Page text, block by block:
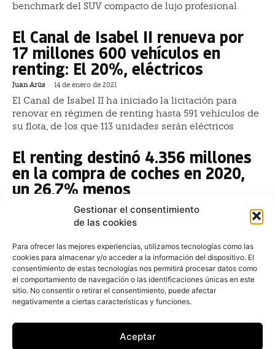
Gestionar el consentimiento
de las cookies
Para ofrecer las mejores experiencias, utilizamos tecnologías como las
cookies para almacenar y/o acceder a la información del dispositivo. El
consentimiento de estas tecnologías nos permitirá procesar datos como
el comportamiento de navegación o las identificaciones únicas en este
sitio. No consentir o retirar el consentimiento, puede afectar
negativamente a ciertas características y funciones.
Aceptar
benchmark del SUV compacto de lujo profesional
El Canal de Isabel II renueva por
17 millones 600 vehículos en
renting: El 20%, eléctricos
Juan Arús - 14 de enero de 2021
El Canal de Isabel II ha iniciado la licitación para
renovar en régimen de renting hasta 591 vehículos de
su flota, de los que 113 unidades serán eléctricos
El renting destinó 4.356 millones
en la compra de coches en 2020,
un 26,7% menos
14 de enero de 2021
El renting invirtió 4.356 millones de euros en la
representa un descenso del 26,74%
Arval suministra 41 vehículos a la
Consejería de Medio Ambiente de
Murcia
Redacción
Arval ha resultado ganadora en el concurso para